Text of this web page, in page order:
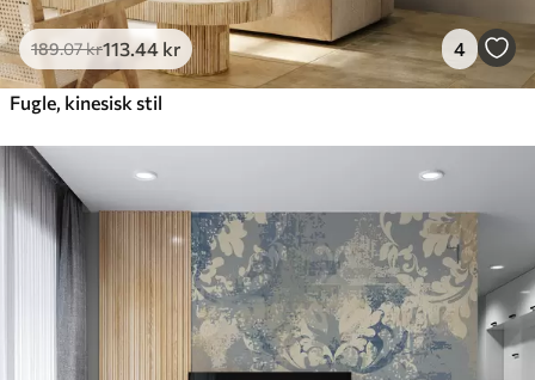
189.07kr113.44 kr 4
Fugle, kinesisk stil